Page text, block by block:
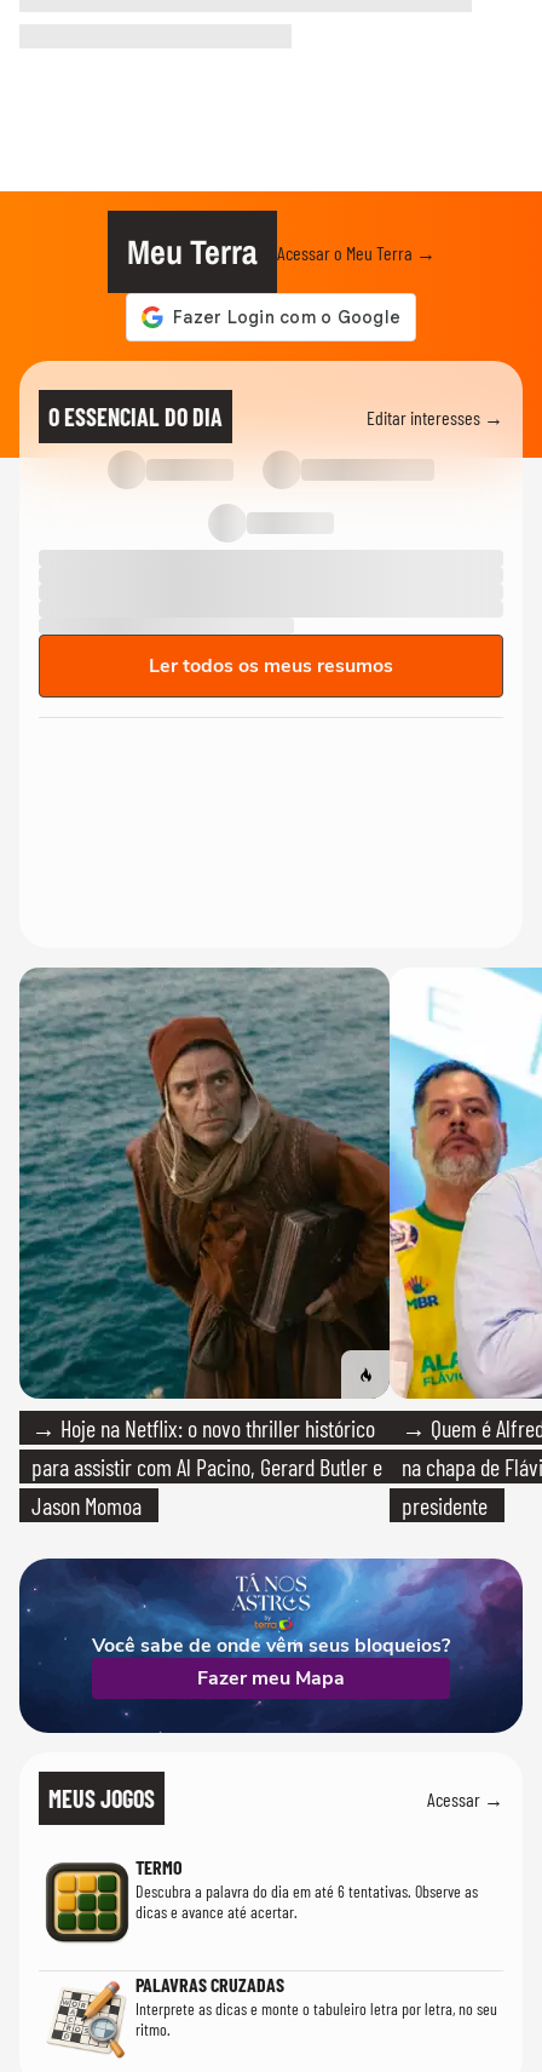
Meu Terra Acessar o Meu Terra →
O ESSENCIAL DO DIA Editar interesses →
Ler todos os meus resumos
→ Hoje na Netflix: o novo thriller histórico
para assistir com Al Pacino, Gerard Butler e
Jason Momoa
→ Quem é
na chapa de
presidente
Você sabe de onde vêm seus bloqueios?
Fazer meu Mapa
MEUS JOGOS Acessar →
TERMO
Descubra a palavra do dia em até 6 tentativas. Observe as
dicas e avance até acertar.
PALAVRAS CRUZADAS
Interprete as dicas e monte o tabuleiro letra por letra, no seu
ritmo.